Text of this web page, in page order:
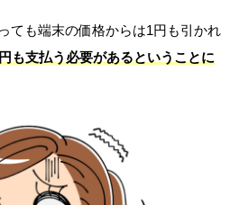
ても端末の価格からは1円も引かれ
も支払う必要があるということに